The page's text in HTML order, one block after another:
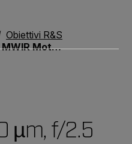
Obiettivi R&S
Lens (4216412)
µm, f/2.5